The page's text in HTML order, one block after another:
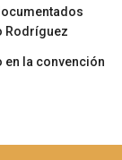
Rodríguez
en la convención